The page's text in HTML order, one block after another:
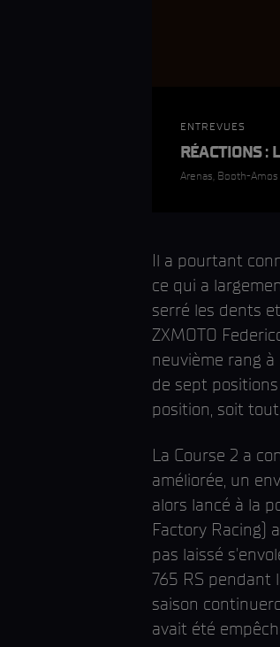
ENTREVUES
RÉACTIONS
Arenas, Booth-
Il a pourtant
ce qui a
serré les dents
ZXMOTO
neuvième rang
de sept
position, soit
La Course 2 a
améliorée, un
alors lancé à la
Factory Racing)
pas laissé
765 RS pendant
saison
avait été